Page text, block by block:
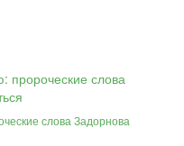
слова Задорнова